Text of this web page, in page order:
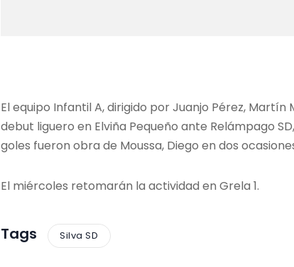
El equipo Infantil A, dirigido por Juanjo Pérez,
debut liguero en Elviña Pequeño ante Relámpago
goles fueron obra de Moussa, Diego en dos
El miércoles retomarán la actividad en Grela 1.
Tags Silva SD